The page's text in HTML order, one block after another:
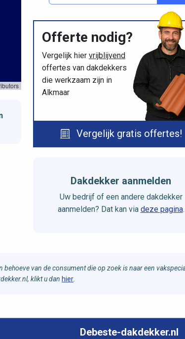
Offerte nodig?
Vergelijk hier vrijblijvend
offertes van dakdekkers
die werkzaam zijn in
Alkmaar
Vergelijk gratis offertes!
Dakdekker aanmelden
Uw bedrijf of een andere dakdekker
aanmelden? Dat kan via deze pagina.
van de consument die op zoek is naar een
klikt u dan hier
Debeste-dakdekker.nl